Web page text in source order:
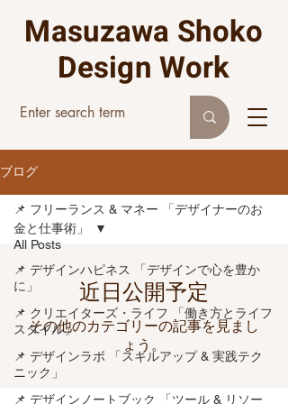
Masuzawa Shoko
Design Work
ブログ
All Posts
📌 デザインハピネス 「デザインで心を豊か
に」
📌 クリエイターズ・ライフ 「働き方とライフ
スタイル」
📌 デザインラボ 「スキルアップ & 実践テク
ニック」
📌 デザインノートブック 「ツール & リソー
📌 フリーランス & マネー 「デザイナーのお
金と仕事術」
近日公開予定
その他のカテゴリーの記事を見まし
ょう。